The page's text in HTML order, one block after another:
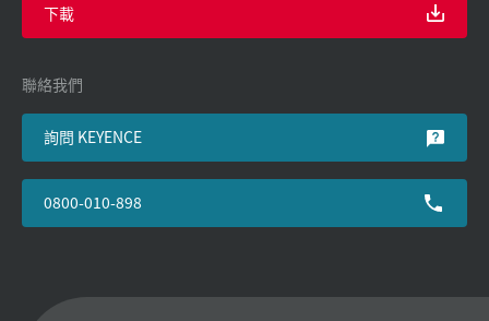
下載
聯絡我們
詢問 KEYENCE
0800-010-898